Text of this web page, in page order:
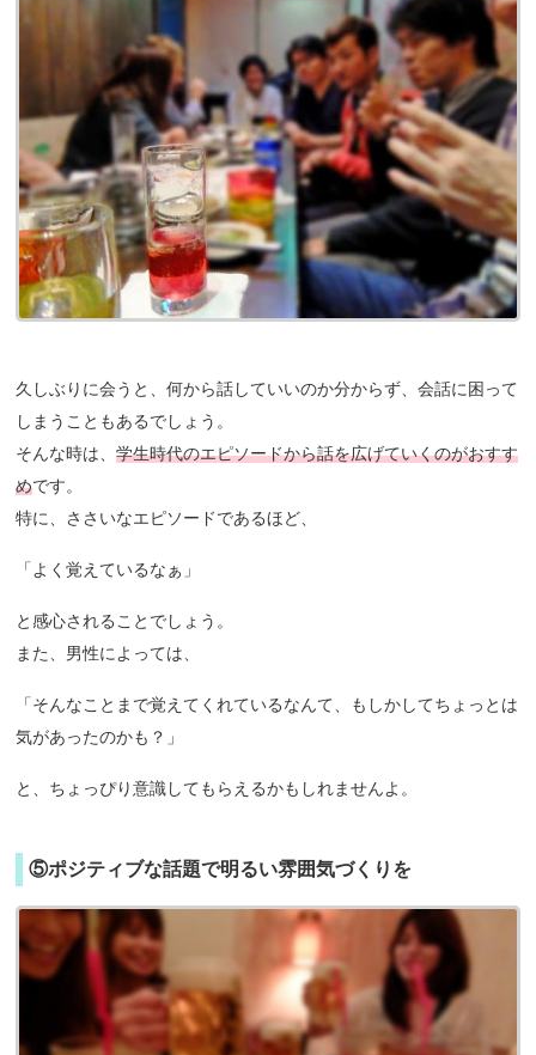
久しぶりに会うと、何から話していいのか分からず、会話に困って
しまうこともあるでしょう。
そんな時は、学生時代のエピソードから話を広げていくのがおすす
めです。
特に、ささいなエピソードであるほど、
「よく覚えているなぁ」
と感心されることでしょう。
また、男性によっては、
「そんなことまで覚えてくれているなんて、もしかしてちょっとは
気があったのかも？」
と、ちょっぴり意識してもらえるかもしれませんよ。
⑤ポジティブな話題で明るい雰囲気づくりを